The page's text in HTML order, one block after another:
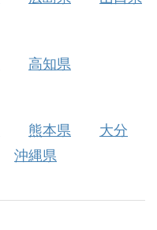
高知県
熊本県
大分
沖縄県